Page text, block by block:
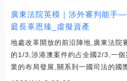
廣東法院英模｜涉外審判能手
庭長辜恩臻_虛擬資產
地處改革開放的前沿陣地,廣東法院
的1/3,涉港澳案件約占全國2/3,一
業的布局發展,關系到一國司法的國